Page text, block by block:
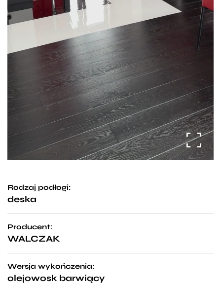
Rodzaj podłogi:
deska
Producent:
WALCZAK
Wersja wykończenia:
olejowosk barwiący